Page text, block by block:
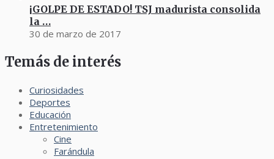
¡GOLPE DE ESTADO! TSJ madurista consolida
la …
30 de marzo de 2017
Temás de interés
Curiosidades
Deportes
Educación
Entretenimiento
Cine
Farándula